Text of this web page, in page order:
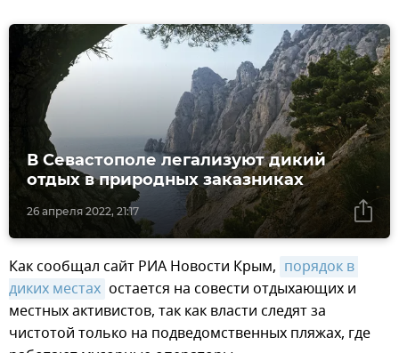
26 апреля 2022, 21:17
В Севастополе легализуют дикий
отдых в природных заказниках
Как сообщал сайт РИА Новости Крым, порядок в
диких местах остается на совести отдыхающих и
местных активистов, так как власти следят за
чистотой только на подведомственных пляжах, где